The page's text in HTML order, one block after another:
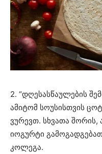
2. “დღესასწაულების
ამიტომ სოუსისთვის
ვურევთ. სხვათა
იოგურტი
კოლეგა.